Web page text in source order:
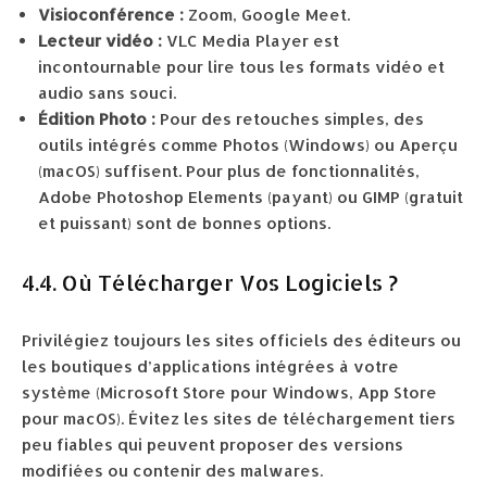
Visioconférence : Zoom, Google Meet.
Lecteur vidéo : VLC Media Player est
incontournable pour lire tous les formats vidéo et
audio sans souci.
Édition Photo : Pour des retouches simples, des
outils intégrés comme Photos (Windows) ou Aperçu
(macOS) suffisent. Pour plus de fonctionnalités,
Adobe Photoshop Elements (payant) ou GIMP (gratuit
et puissant) sont de bonnes options.
4.4. Où Télécharger Vos Logiciels ?
Privilégiez toujours les sites officiels des éditeurs ou
les boutiques d’applications intégrées à votre
système (Microsoft Store pour Windows, App Store
pour macOS). Évitez les sites de téléchargement tiers
peu fiables qui peuvent proposer des versions
modifiées ou contenir des malwares.